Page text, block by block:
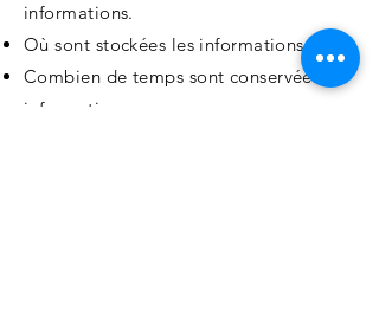
informations.
Où sont stockées les informations.
Combien de temps sont conservées les
informations.